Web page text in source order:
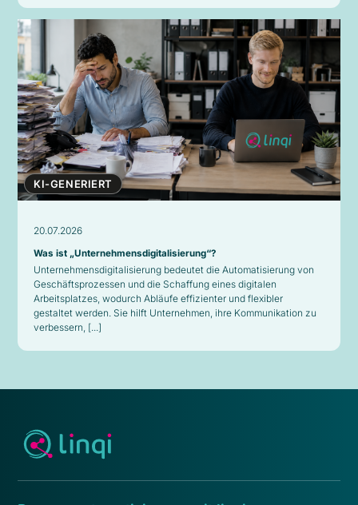
KI-GENERIERT
20.07.2026
Was ist „Unternehmensdigitalisierung“?
Unternehmensdigitalisierung bedeutet die Automatisierung von
Geschäftsprozessen und die Schaffung eines digitalen
Arbeitsplatzes, wodurch Abläufe effizienter und flexibler
gestaltet werden. Sie hilft Unternehmen, ihre Kommunikation zu
verbessern, [...]